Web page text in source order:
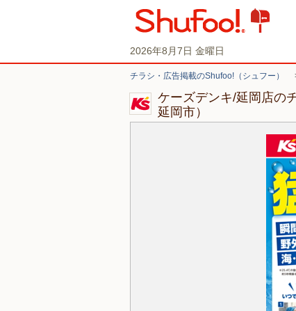
2026年8月7日 金曜日
チラシ・広告掲載のShufoo!（シュフー）
ケーズデンキ/延岡店の
延岡市）